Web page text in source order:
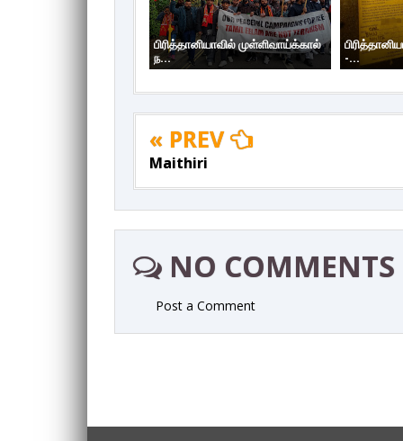
பிரித்தானியாவில் முள்ளிவாய்க்கால்
ந...
-...
« PREV
Maithiri
NO COMMENTS
Post a Comment